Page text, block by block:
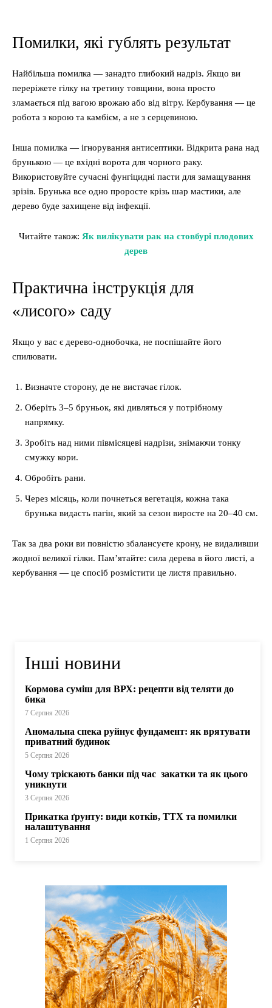
Помилки, які гублять результат
Найбільша помилка — занадто глибокий надріз. Якщо ви
переріжете гілку на третину товщини, вона просто
зламається під вагою врожаю або від вітру. Кербування — це
робота з корою та камбієм, а не з серцевиною.
Інша помилка — ігнорування антисептики. Відкрита рана над
брунькою — це вхідні ворота для чорного раку.
Використовуйте сучасні фунгіцидні пасти для замащування
зрізів. Брунька все одно проросте крізь шар мастики, але
дерево буде захищене від інфекції.
Читайте також: Як вилікувати рак на стовбурі плодових
дерев
Практична інструкція для
«лисого» саду
Якщо у вас є дерево-однобочка, не поспішайте його
спилювати.
Визначте сторону, де не вистачає гілок.
Оберіть 3–5 бруньок, які дивляться у потрібному
напрямку.
Зробіть над ними півмісяцеві надрізи, знімаючи тонку
смужку кори.
Обробіть рани.
Через місяць, коли почнеться вегетація, кожна така
брунька видасть пагін, який за сезон виросте на 20–40 см.
Так за два роки ви повністю збалансуєте крону, не видаливши
жодної великої гілки. Пам’ятайте: сила дерева в його листі, а
кербування — це спосіб розмістити це листя правильно.
Інші новини
Кормова суміш для ВРХ: рецепти від теляти до
бика
7 Серпня 2026
Аномальна спека руйнує фундамент: як врятувати
приватний будинок
5 Серпня 2026
Чому тріскають банки під час закатки та як цього
уникнути
3 Серпня 2026
Прикатка ґрунту: види котків, ТТХ та помилки
налаштування
1 Серпня 2026